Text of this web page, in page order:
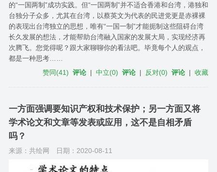
的“一国两制”成功实践。但“一国两制”并不适合香港和台湾，港独和
台独分子众多，尤其在台湾，以蔡英文为代表的民进党更是赤裸裸
的表现出台湾独立的思想，唯有“一国一制”才能扼制这些阻碍台湾
长久发展的想法，才能帮助台湾融入国家的发展大局，实现经济再
次腾飞。您觉得呢？跟大家聊聊你的看法吧。毕竟每个人的观点，
都是一种思考……
赞同(41) 评论 |中立(0) 评论 | 反对(0) 评论 |收藏
一方面强调要知识产权和技术保护；另一方面又将
学术论文和文章等发表或应用，这不是自相矛盾
吗？
来源：共绘网 日期：2020-08-11